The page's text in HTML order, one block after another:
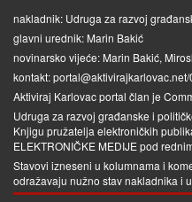
nakladnik: Udruga za razvoj
glavni urednik: Marin Bakić
novinarsko vijeće: Marin Bakić,
kontakt:
Aktiviraj Karlovac portal član je
Udruga za razvoj građanske i
Knjigu pružatelja elektroničkih
ELEKTRONIČKE MEDIJEpod
Stavovi izneseni u kolumnama i
odražavaju nužno stav nakladnika i